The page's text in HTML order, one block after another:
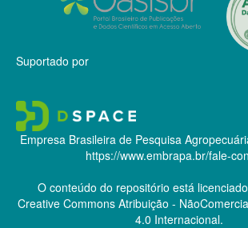
Suportado por
Empresa Brasileira de Pesquisa
https://www.embrapa.br/fale-
O conteúdo do repositório está
Creative CommonsAtribuição -
4.0 Internacional.